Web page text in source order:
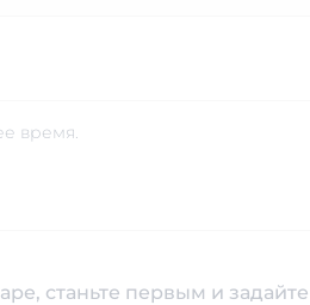
время.
станьте первым и